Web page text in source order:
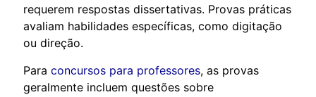
requerem respostas dissertativas. Provas práticas
avaliam habilidades específicas, como digitação
ou direção.
Para concursos para professores, as provas
geralmente incluem questões sobre